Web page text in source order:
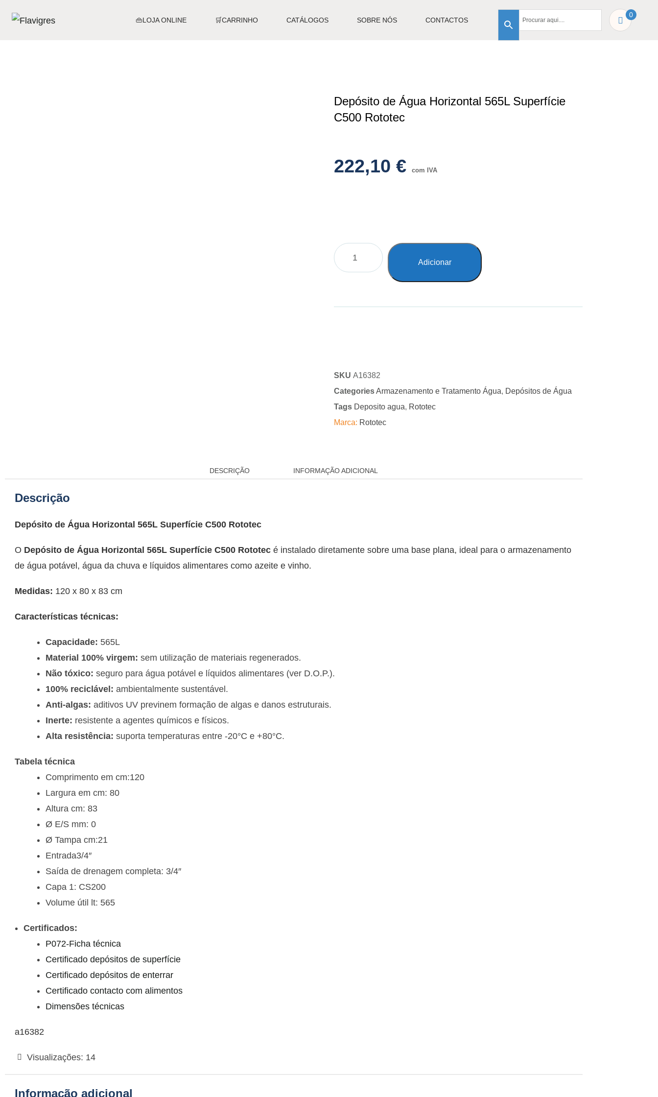
👜LOJA ONLINE 🛒CARRINHO CATÁLOGOS SOBRE NÓS CONTACTOS
0
Depósito de Água Horizontal 565L Superfície
C500 Rototec
222,10 € com IVA
Adicionar
SKU A16382
CategoriesArmazenamento e Tratamento Água, Depósitos de Água
Tags Deposito agua, Rototec
Marca: Rototec
DESCRIÇÃO INFORMAÇÃO ADICIONAL
Descrição
Depósito de Água Horizontal 565L Superfície C500 Rototec
O Depósito de Água Horizontal 565L Superfície C500 Rototec é instalado diretamente sobre uma base plana, ideal para o armazenamento
de água potável, água da chuva e líquidos alimentares como azeite e vinho.
Medidas: 120 x 80 x 83 cm
Características técnicas:
Capacidade: 565L
Material 100% virgem: sem utilização de materiais regenerados.
Não tóxico: seguro para água potável e líquidos alimentares (ver D.O.P.).
100% reciclável: ambientalmente sustentável.
Anti-algas: aditivos UV previnem formação de algas e danos estruturais.
Inerte: resistente a agentes químicos e físicos.
Alta resistência: suporta temperaturas entre -20°C e +80°C.
Tabela técnica
Comprimento em cm:120
Largura em cm: 80
Altura cm: 83
Ø E/S mm: 0
Ø Tampa cm:21
Entrada3/4″
Saída de drenagem completa: 3/4″
Capa 1: CS200
Volume útil lt: 565
Certificados:
P072-Ficha técnica
Certificado depósitos de superfície
Certificado depósitos de enterrar
Certificado contacto com alimentos
Dimensões técnicas
a16382
Visualizações: 14
Informação adicional